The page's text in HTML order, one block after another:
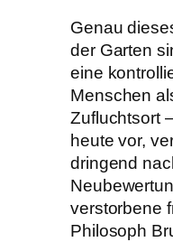
Genau
der Garten
eine
Menschen
Zufluchtsort
heute vor,
dringend
verstorbene
Philosoph